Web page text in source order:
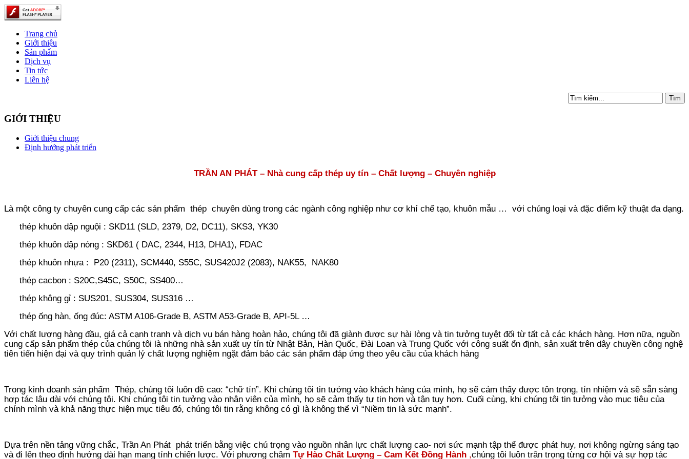
Trang chủ
Giới thiệu
Sản phẩm
Dịch vụ
Tin tức
Liên hệ
GIỚI THIỆU
Giới thiệu chung
Định hướng phát triển
TRẦN AN PHÁT – Nhà cung cấp thép uy tín – Chất lượng – Chuyên nghiệp
Là một công ty chuyên cung cấp các sản phẩm thép chuyên dùng trong các ngành công nghiệp như cơ khí chế tạo, khuôn mẫu … với chủng loại và đặc điểm kỹ thuật đa dạng.
thép khuôn dập nguội : SKD11 (SLD, 2379, D2, DC11), SKS3, YK30
thép khuôn dập nóng : SKD61 ( DAC, 2344, H13, DHA1), FDAC
thép khuôn nhựa : P20 (2311), SCM440, S55C, SUS420J2 (2083), NAK55, NAK80
thép cacbon : S20C,S45C, S50C, SS400…
thép không gỉ : SUS201, SUS304, SUS316 …
thép ống hàn, ống đúc: ASTM A106-Grade B, ASTM A53-Grade B, API-5L …
Với chất lượng hàng đầu, giá cả cạnh tranh và dịch vụ bán hàng hoàn hảo, chúng tôi đã giành được sự hài lòng và tin tưởng tuyệt đối từ tất cả các khách hàng. Hơn nữa, nguồn
cung cấp sản phẩm thép của chúng tôi là những nhà sản xuất uy tín từ Nhật Bản, Hàn Quốc, Đài Loan và Trung Quốc với công suất ổn định, sản xuất trên dây chuyền công nghệ
tiên tiến hiện đại và quy trình quản lý chất lượng nghiệm ngặt đảm bảo các sản phẩm đáp ứng theo yêu cầu của khách hàng
Trong kinh doanh sản phẩm Thép, chúng tôi luôn đề cao: “chữ tín”. Khi chúng tôi tin tưởng vào khách hàng của mình, họ sẽ cảm thấy được tôn trọng, tín nhiệm và sẽ sẵn sàng
hợp tác lâu dài với chúng tôi. Khi chúng tôi tin tưởng vào nhân viên của mình, họ sẽ cảm thấy tự tin hơn và tận tụy hơn. Cuối cùng, khi chúng tôi tin tưởng vào mục tiêu của
chính mình và khả năng thực hiện mục tiêu đó, chúng tôi tin rằng không có gì là không thể vì “Niềm tin là sức mạnh”.
Dựa trên nền tảng vững chắc, Trần An Phát phát triển bằng việc chú trọng vào nguồn nhân lực chất lượng cao- nơi sức mạnh tập thể được phát huy, nơi không ngừng sáng tạo
và đi lên theo định hướng dài hạn mang tính chiến lược. Với phương châm Tự Hào Chất Lượng – Cam Kết Đồng Hành ,chúng tôi luôn trân trọng từng cơ hội và sự hợp tác